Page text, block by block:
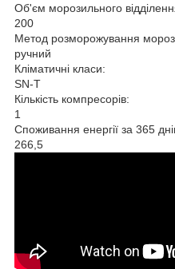
Об'єм морозильного
200
Метод розморожування
ручний
Кліматичні класи:
SN-T
Кількість компресорів:
1
Споживання енергії за 365
266,5